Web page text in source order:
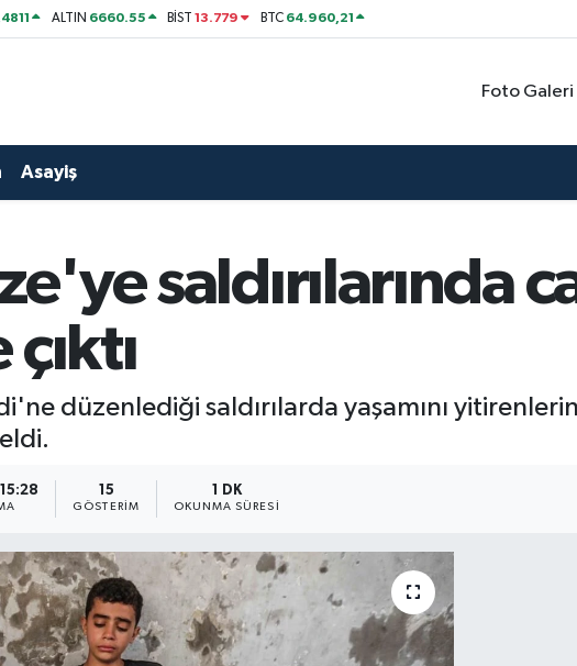
ALTIN 6660.55 BİST13.779 BTC 64.960,21
Foto Galeri
Asayiş
saldırılarında
düzenlediği saldırılarda yaşamını
15
GÖSTERIM
1 DK
OKUNMA SÜRESI